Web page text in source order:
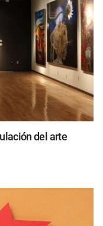
del arte